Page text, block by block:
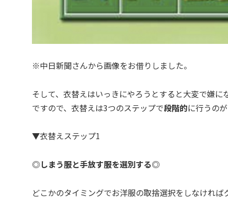
※中日新聞さんから画像をお借りしました。
そして、衣替えはいっきにやろうとすると大変で嫌に
ですので、衣替えは3つのステップで段階的に行うの
▼衣替えステップ1
◎しまう服と手放す服を選別する◎
どこかのタイミングでお洋服の取捨選択をしなけれ